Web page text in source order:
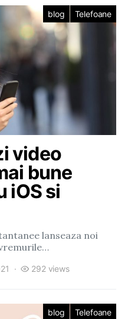
blog Telefoane
video
bune
iOS si
lanseaza noi
292 views
blog Telefoane